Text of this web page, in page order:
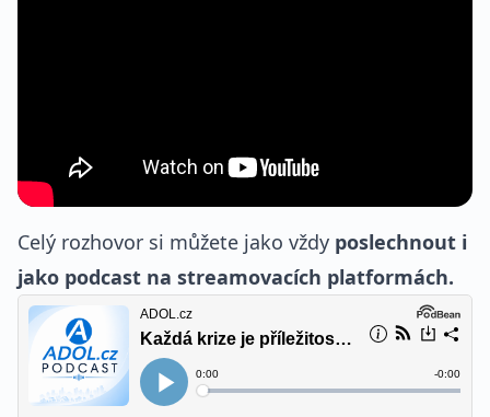
Celý rozhovor si můžete jako vždy poslechnout i
jako podcast na streamovacích platformách.